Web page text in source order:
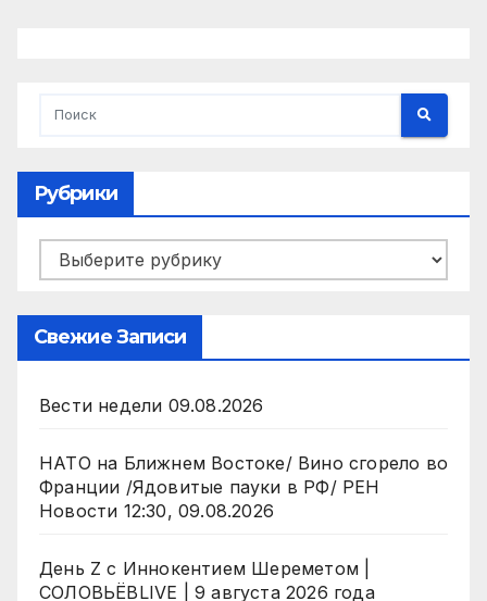
Рубрики
Рубрики
Свежие Записи
Вести недели 09.08.2026
НАТО на Ближнем Востоке/ Вино сгорело во
Франции /Ядовитые пауки в РФ/ РЕН
Новости 12:30, 09.08.2026
День Z с Иннокентием Шереметом |
СОЛОВЬЁВLIVE | 9 августа 2026 года